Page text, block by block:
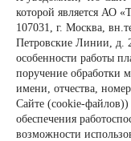
которой является АО
107031, г. Москва,
Петровские Линии, д.
особенности работы
поручение обработки
имени, отчества,
Сайте (cookie-
обеспечения
возможности